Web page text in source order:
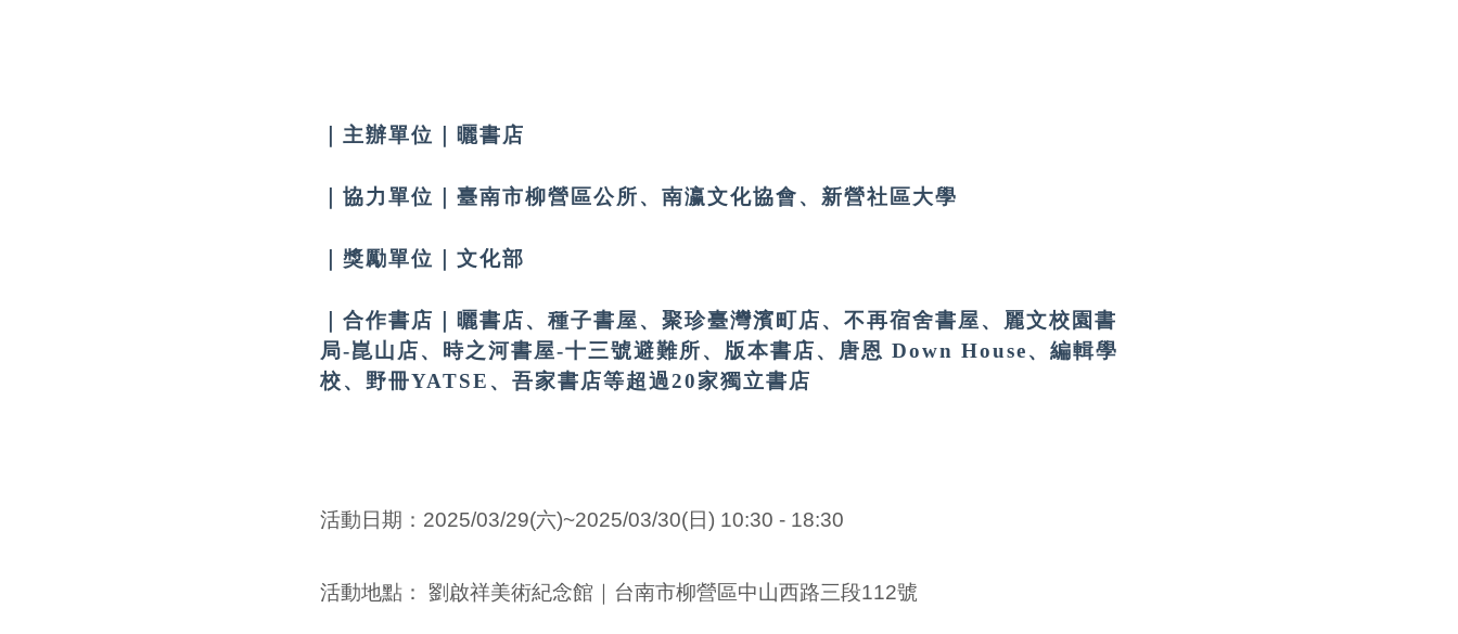
｜主辦單位｜ 曬書店
協力單位｜ 臺南市柳營區公所、南瀛文化協會、新營社區大學
獎勵單位｜文化部
合作書店
曬書店、種子書屋、聚珍臺灣濱町店、不再宿舍書屋、麗文校園書
局-崑山店、時之河書屋-十三號避難所、版本書店、唐恩 Down House、編輯學
校、野冊YATSE、吾家書店等超過20家獨立書店
活動日期： 2025/03/29(六)~2025/03/30(日) 10:30 - 18:30
活動地點 ： 劉啟祥美術紀念館｜台南市柳營區中山西路三段112號